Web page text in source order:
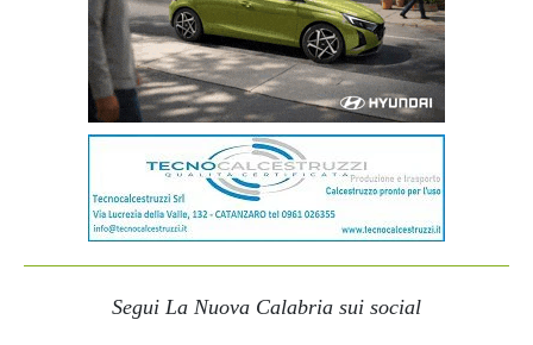
Segui La Nuova Calabria sui social